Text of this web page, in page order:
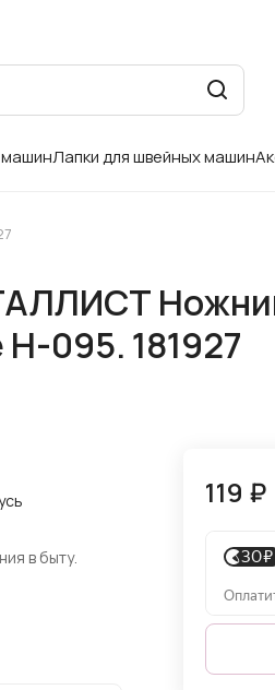
Лапки для швейных машин
095. 181927
в быту.
119 ₽